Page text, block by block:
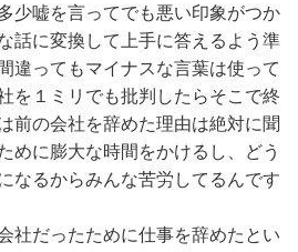
少嘘を言ってでも悪い印象がつか
話に変換して上手に答えるよう準
違ってもマイナスな言葉は使って
を１ミリでも批判したらそこで終
前の会社を辞めた理由は絶対に聞
めに膨大な時間をかけるし、どう
なるからみんな苦労してるんです
社だったために仕事を辞めたとい